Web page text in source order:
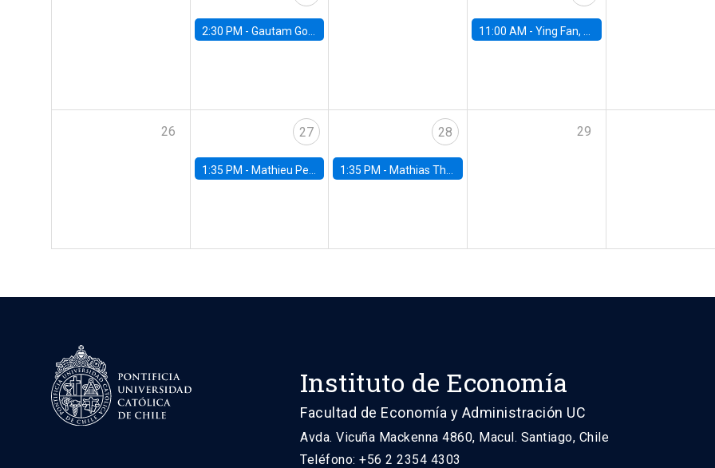
2:30 PM - Gautam Gowrisankaran, Columbia University 11:00 AM -Ying Fan, University of Michigan
26 27
1:35 PM - Mathieu Pedemonte, IDB
28
1:35 PM - Mathias Thoenig, University of Lausanne
29
Instituto de Economía
Facultad de Economía y Administración UC
Avda. Vicuña Mackenna 4860, Macul. Santiago, Chile
Teléfono: +56 2 2354 4303